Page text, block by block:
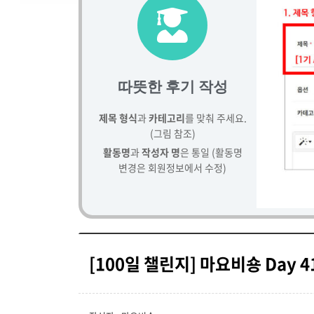
따뜻한 후기 작성
제목 형식과카테고리를 맞춰 주세요.
(그림 참조)
활동명과작성자 명은 통일 (활동명
변경은 회원정보에서 수정)
[100일 챌린지] 마요비숑 Day